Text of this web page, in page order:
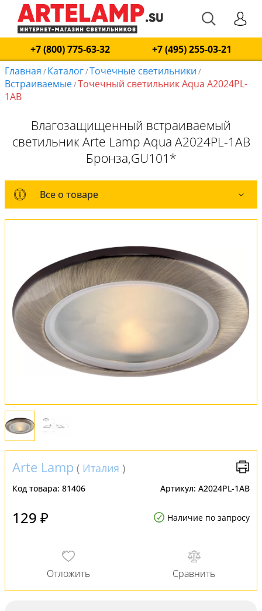
+7 (800) 775-63-32
+7 (495) 255-03-21
Главная / Каталог/Точечные светильники /
Встраиваемые/Точечный светильник Aqua A2024PL-
1AB
Влагозащищенный встраиваемый
светильник Arte Lamp Aqua A2024PL-1AB
Бронза,GU101*
Все о товаре
Все о товаре
Комплект лампочек
Вся коллекция
Оплата и доставка
Обмен и возврат
Установка
Отзывы
Arte Lamp ( Италия )
Код товара: 81406 Артикул: A2024PL-1AB
129 ₽ Наличие по запросу